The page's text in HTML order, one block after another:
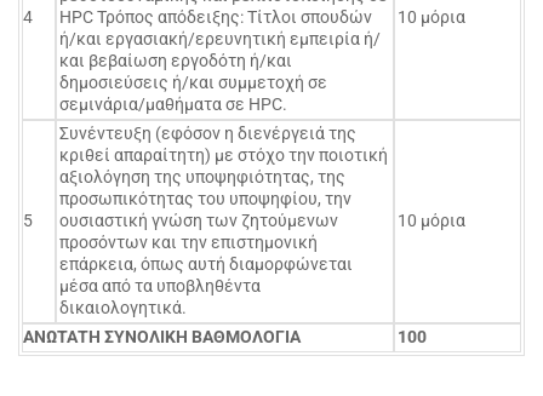
4
HPC Τρόπος απόδειξης: Τίτλοι σπουδών
ή/και εργασιακή/ερευνητική εμπειρία ή/
και βεβαίωση εργοδότη ή/και
δημοσιεύσεις ή/και συμμετοχή σε
σεμινάρια/μαθήματα σε HPC.
10 μόρια
5
Συνέντευξη (εφόσον η διενέργειά της
κριθεί απαραίτητη) με στόχο την ποιοτική
αξιολόγηση της υποψηφιότητας, της
προσωπικότητας του υποψηφίου, την
ουσιαστική γνώση των ζητούμενων
προσόντων και την επιστημονική
επάρκεια, όπως αυτή διαμορφώνεται
μέσα από τα υποβληθέντα
δικαιολογητικά.
10 μόρια
ΑΝΩΤΑΤΗ ΣΥΝΟΛΙΚΗ ΒΑΘΜΟΛΟΓΙΑ 100